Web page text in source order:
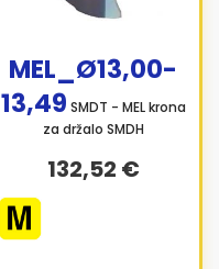
MEL_Ø13,00-
13,49 SMDT - MEL krona
za držalo SMDH
132,52 €